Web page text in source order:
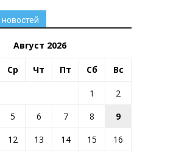
Август 2026
Ср Чт Пт Сб Вс
1
2
5 6 7 8
9
12 13 14 15
16